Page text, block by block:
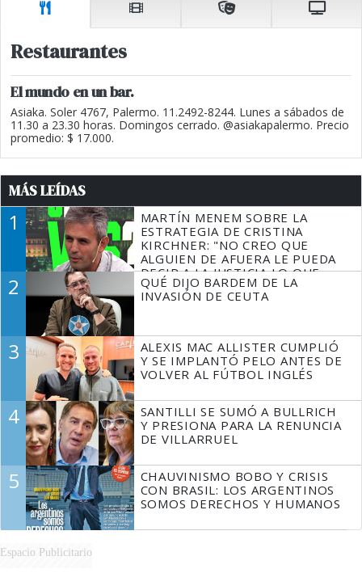
Restaurantes
El mundo en un bar.
Asiaka. Soler 4767, Palermo. 11.2492-8244. Lunes a sábados de
11.30 a 23.30 horas. Domingos cerrado. @asiakapalermo. Precio
promedio: $ 17.000.
MÁS LEÍDAS
1
MARTÍN MENEM SOBRE LA
ESTRATEGIA DE CRISTINA
KIRCHNER: "NO CREO QUE
ALGUIEN DE AFUERA LE PUEDA
DECIR A LA JUSTICIA LO QUE
TIENE QUE HACER"
2
QUÉ DIJO BARDEM DE LA
INVASIÓN DE CEUTA
3
ALEXIS MAC ALLISTER CUMPLIÓ
Y SE IMPLANTÓ PELO ANTES DE
VOLVER AL FÚTBOL INGLÉS
4
SANTILLI SE SUMÓ A BULLRICH
Y PRESIONA PARA LA RENUNCIA
DE VILLARRUEL
5
CHAUVINISMO BOBO Y CRISIS
CON BRASIL: LOS ARGENTINOS
SOMOS DERECHOS Y HUMANOS
Espacio Publicitario